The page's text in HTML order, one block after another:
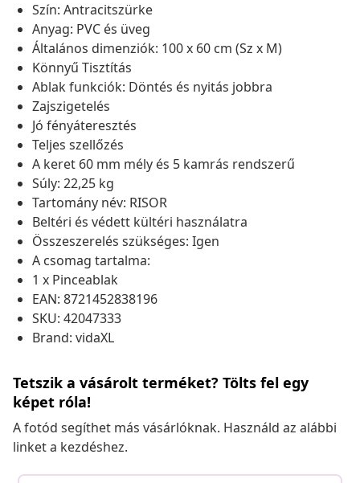
Szín: Antracitszürke
Anyag: PVC és üveg
Általános dimenziók: 100 x 60 cm (Sz x M)
Könnyű Tisztítás
Ablak funkciók: Döntés és nyitás jobbra
Zajszigetelés
Jó fényáteresztés
Teljes szellőzés
A keret 60 mm mély és 5 kamrás rendszerű
Súly: 22,25 kg
Tartomány név: RISOR
Beltéri és védett kültéri használatra
Összeszerelés szükséges: Igen
A csomag tartalma:
1 x Pinceablak
EAN: 8721452838196
SKU: 42047333
Brand: vidaXL
Tetszik a vásárolt terméket? Tölts fel egy
képet róla!
A fotód segíthet más vásárlóknak. Használd az alábbi
linket a kezdéshez.